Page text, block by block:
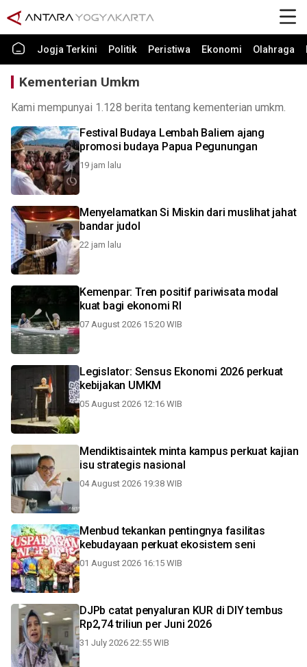
Jogja Terkini Politik Peristiwa Ekonomi Olahraga
Kementerian Umkm
Kami mempunyai 1.128 berita tentang kementerian umkm.
Festival Budaya Lembah Baliem ajang
promosi budaya Papua Pegunungan
19 jam lalu
Menyelamatkan Si Miskin dari muslihat jahat
bandar judol
22 jam lalu
Kemenpar: Tren positif pariwisata modal
kuat bagi ekonomi RI
07 August 2026 15:20 WIB
Legislator: Sensus Ekonomi 2026 perkuat
kebijakan UMKM
05 August 2026 12:16 WIB
Mendiktisaintek minta kampus perkuat kajian
isu strategis nasional
04 August 2026 19:38 WIB
Menbud tekankan pentingnya fasilitas
kebudayaan perkuat ekosistem seni
01 August 2026 16:15 WIB
DJPb catat penyaluran KUR di DIY tembus
Rp2,74 triliun per Juni 2026
31 July 2026 22:55 WIB